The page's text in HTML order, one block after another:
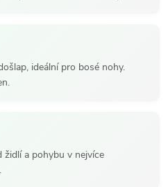
ideální pro bosé nohy.
a pohybu v nejvíce